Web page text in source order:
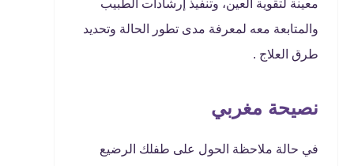
معينة لتقوية العين، وتنفيذ إرشادات الطبيب
والمتابعة معه لمعرفة مدى تطور الحالة وتحديد
طرق العلاج .
نصيحة مغربي
في حالة ملاحظة الحول على طفلك الرضيع